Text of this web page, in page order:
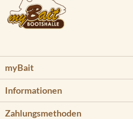
myBait
Informationen
Zahlungsmethoden